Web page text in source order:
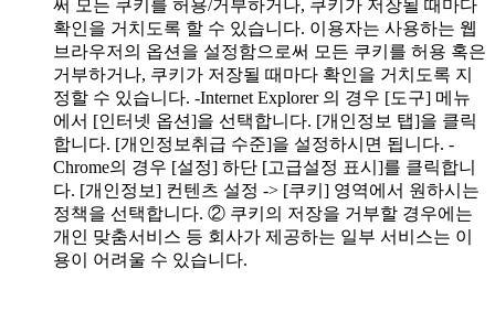
써 모든 쿠키를 허용/거부하거나, 쿠키가 저장될 때마다
확인을 거치도록 할 수 있습니다. 이용자는 사용하는 웹
브라우저의 옵션을 설정함으로써 모든 쿠키를 허용 혹은
거부하거나, 쿠키가 저장될 때마다 확인을 거치도록 지
정할 수 있습니다. -Internet Explorer 의 경우 [도구] 메뉴
에서 [인터넷 옵션]을 선택합니다. [개인정보 탭]을 클릭
합니다. [개인정보취급 수준]을 설정하시면 됩니다. -
Chrome의 경우 [설정] 하단 [고급설정 표시]를 클릭합니
다. [개인정보] 컨텐츠 설정 -> [쿠키] 영역에서 원하시는
정책을 선택합니다. ② 쿠키의 저장을 거부할 경우에는
개인 맞춤서비스 등 회사가 제공하는 일부 서비스는 이
용이 어려울 수 있습니다.